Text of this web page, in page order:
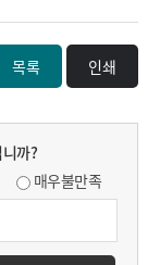
목록 인쇄
까?
매우불만족